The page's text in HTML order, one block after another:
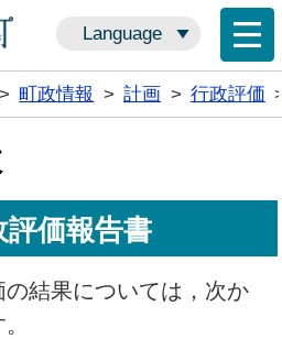
Language
> 町政情報 > 計画 > 行政評価
価報告書
結果については，次か